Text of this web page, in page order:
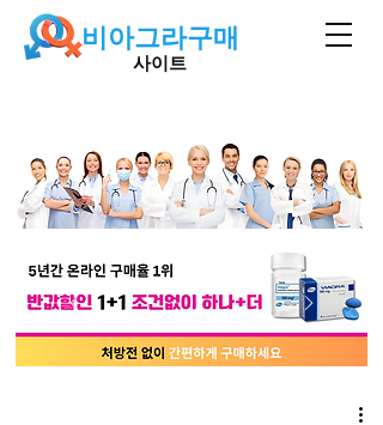
비아그라구매
사이트